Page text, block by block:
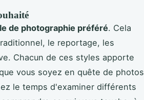
de photographie préféré. Cela
le reportage, les
Chacun de ces styles apporte
vous soyez en quête de photos
le temps d'examiner différents